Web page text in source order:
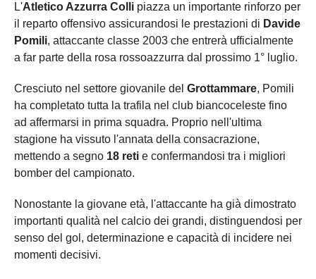
L'Atletico Azzurra Colli piazza un importante rinforzo per
il reparto offensivo assicurandosi le prestazioni di Davide
Pomili, attaccante classe 2003 che entrerà ufficialmente
a far parte della rosa rossoazzurra dal prossimo 1° luglio.
Cresciuto nel settore giovanile del Grottammare, Pomili
ha completato tutta la trafila nel club biancoceleste fino
ad affermarsi in prima squadra. Proprio nell'ultima
stagione ha vissuto l'annata della consacrazione,
mettendo a segno 18 reti e confermandosi tra i migliori
bomber del campionato.
Nonostante la giovane età, l'attaccante ha già dimostrato
importanti qualità nel calcio dei grandi, distinguendosi per
senso del gol, determinazione e capacità di incidere nei
momenti decisivi.